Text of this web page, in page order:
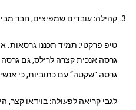
קהילה: עובדים שמפיצים, חבר
טיפ פרקטי: תמיד תכננו גרסאות.
גרסה אנכית קצרה לרילס, גם
גרסה “שקטה” עם כתוביות, כי